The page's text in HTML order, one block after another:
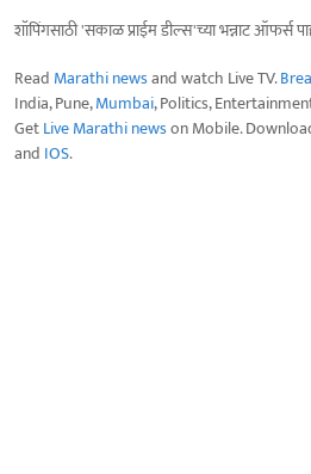
शॉपिंगसाठी 'सकाळ प्राईम डील्स'च्या भन्नाट ऑफर्स
Read Marathi newsand watch Live TV.
India, Pune,Mumbai, Politics,
GetLive Marathi newson Mobile.
and IOS.